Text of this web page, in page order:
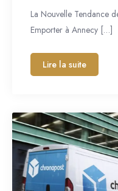
La Nouvelle Tendance
Emporter à Annecy […]
Lire la suite